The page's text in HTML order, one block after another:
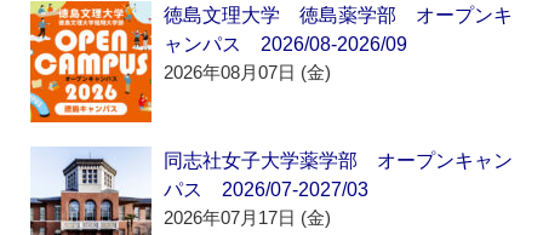
徳島文理大学 徳島薬学部 オープンキ
ャンパス 2026/08-2026/09
2026年08月07日 (金)
同志社女子大学薬学部 オープンキャン
パス 2026/07-2027/03
2026年07月17日 (金)